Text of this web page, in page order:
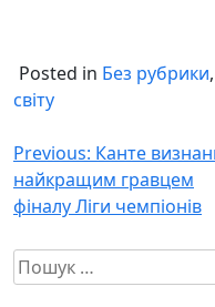
Posted in Без рубрики,
світу
Навігація
записів
Previous: Канте
найкращим гравцем
фіналу Ліги чемпіонів
Пошук: